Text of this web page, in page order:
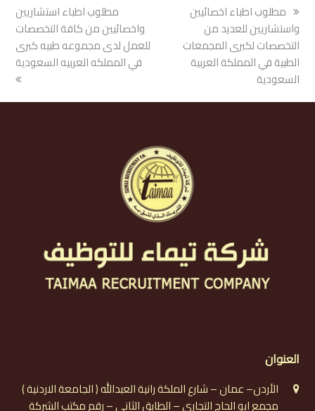
previous
post:
مطلوب اطباء اخصائيين
واستشاريين للعديد من
التخصصات لكبرى المجمعات
الطبية في المملكة العربية
السعودية
next
post:
مطلوب اطباء استشاريين
واخصائيين من كافة التخصصات
للعمل لدى مجموعه طبيه كبرى
في المملكه العربيه السعودية
العنوان
الأردن– عمان – شارع الملكة رانية العبدالله ( الجامعة الاردنية )
مجمع ابو الحاج التجاري – الطابق الثاني – رقم مكتب الشركة